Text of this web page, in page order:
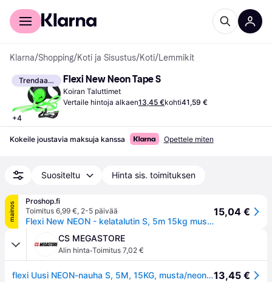
Kuluttajille
Klarna/Shopping/Koti ja Sisustus/Koti/Lemmikit
Trendaava
+4
Flexi New Neon Tape S
Koiran Taluttimet
Vertaile hintoja alkaen13,45 €kohti41,59 €
Kokeile joustavia maksuja kanssa Opettele miten
Suositeltu Hinta sis. toimituksen
mainos
Proshop.fi
Toimitus 6,99 €, 2-5 päivää
Flexi New NEON - kelatalutin S, 5m 15kg musta/neon sininen
15,04 €
CS MEGASTORE
Alin hinta·Toimitus 7,02 €
flexi Uusi NEON-nauha S, 5M, 15KG, musta/neon pinkki13,45 €